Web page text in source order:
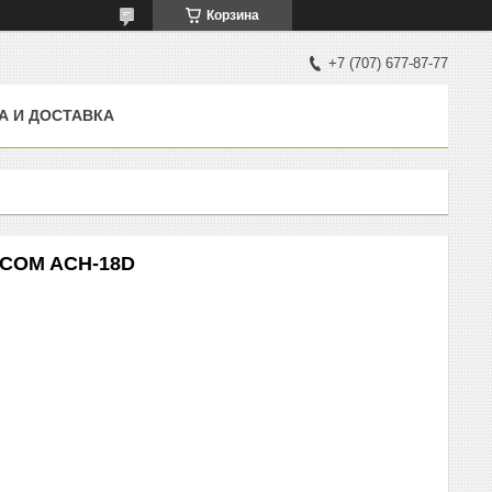
Корзина
+7 (707) 677-87-77
И ДОСТАВКА
ACH-18D